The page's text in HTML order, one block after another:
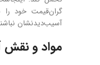
گران‌قیمت خود را
آسیب‌دیدنشان
مواد و نقش